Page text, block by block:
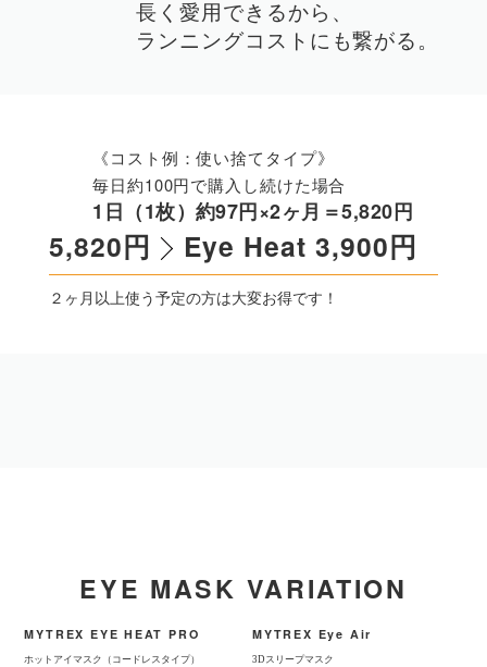
長く愛用できるから、
ランニングコストにも繋がる。
《コスト例：使い捨てタイプ》
毎日約100円で購入し続けた場合
1日（1枚）約97円×2ヶ月＝5,820円
5,820円 Eye Heat 3,900円
２ヶ月以上使う予定の方は大変お得です！
EYE MASK VARIATION
MYTREX EYE HEAT PRO
ホットアイマスク（コードレスタイプ）
MYTREX Eye Air
3Dスリープマスク